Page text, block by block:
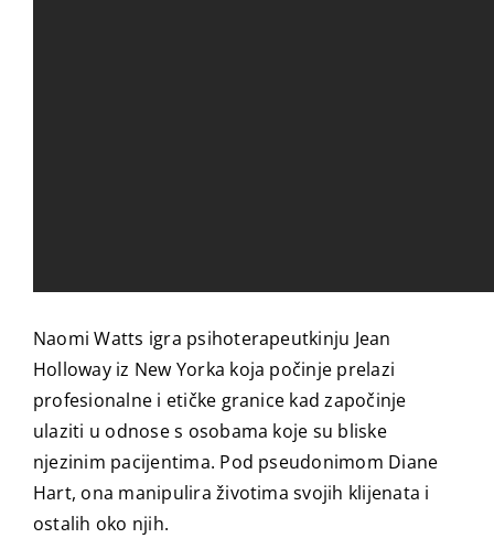
Naomi Watts igra psihoterapeutkinju Jean
Holloway iz New Yorka koja počinje prelazi
profesionalne i etičke granice kad započinje
ulaziti u odnose s osobama koje su bliske
njezinim pacijentima. Pod pseudonimom Diane
Hart, ona manipulira životima svojih klijenata i
ostalih oko njih.